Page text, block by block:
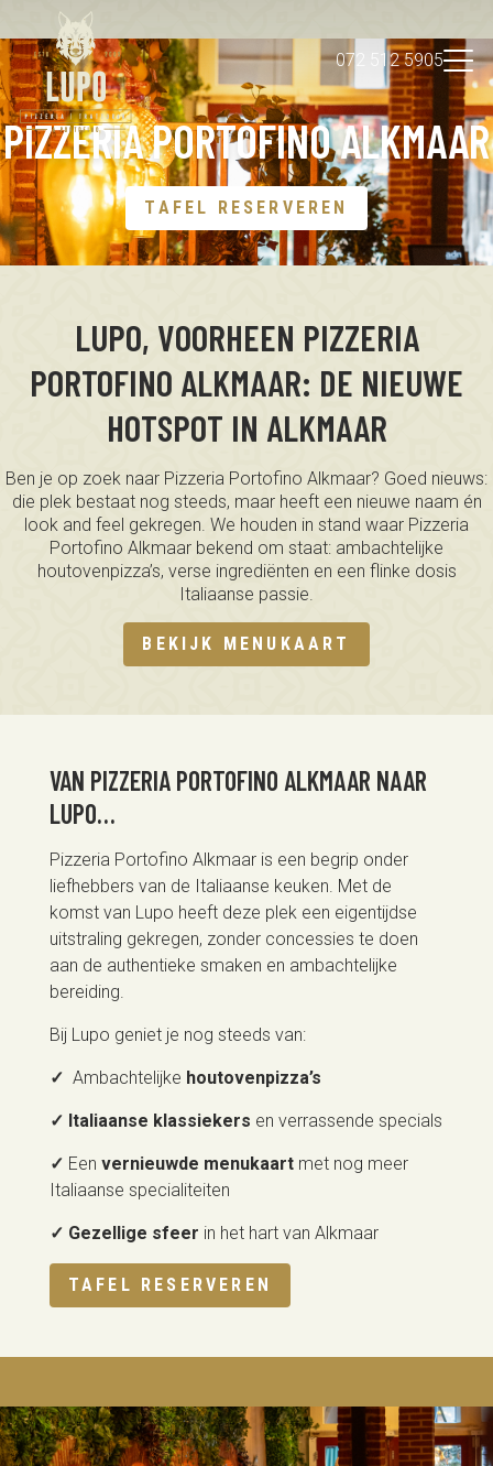
072 512 5905
Over ons
Impressie
Tafel reserveren
NL
PIZZERIA PORTOFINO ALKMAAR
TAFEL RESERVEREN
LUPO, VOORHEEN PIZZERIA
PORTOFINO ALKMAAR: DE NIEUWE
HOTSPOT IN ALKMAAR
Ben je op zoek naar Pizzeria Portofino Alkmaar? Goed nieuws:
die plek bestaat nog steeds, maar heeft een nieuwe naam én
look and feel gekregen. We houden in stand waar Pizzeria
Portofino Alkmaar bekend om staat: ambachtelijke
houtovenpizza’s, verse ingrediënten en een flinke dosis
Italiaanse passie.
BEKIJK MENUKAART
VAN PIZZERIA PORTOFINO ALKMAAR NAAR
LUPO…
Pizzeria Portofino Alkmaar is een begrip onder
liefhebbers van de Italiaanse keuken. Met de
komst van Lupo heeft deze plek een eigentijdse
uitstraling gekregen, zonder concessies te doen
aan de authentieke smaken en ambachtelijke
bereiding.
Bij Lupo geniet je nog steeds van:
✓ Ambachtelijke houtovenpizza’s
✓ Italiaanse klassiekers en verrassende specials
✓ Een vernieuwde menukaartmet nog meer
Italiaanse specialiteiten
✓ Gezellige sfeer in het hart van Alkmaar
TAFEL RESERVEREN